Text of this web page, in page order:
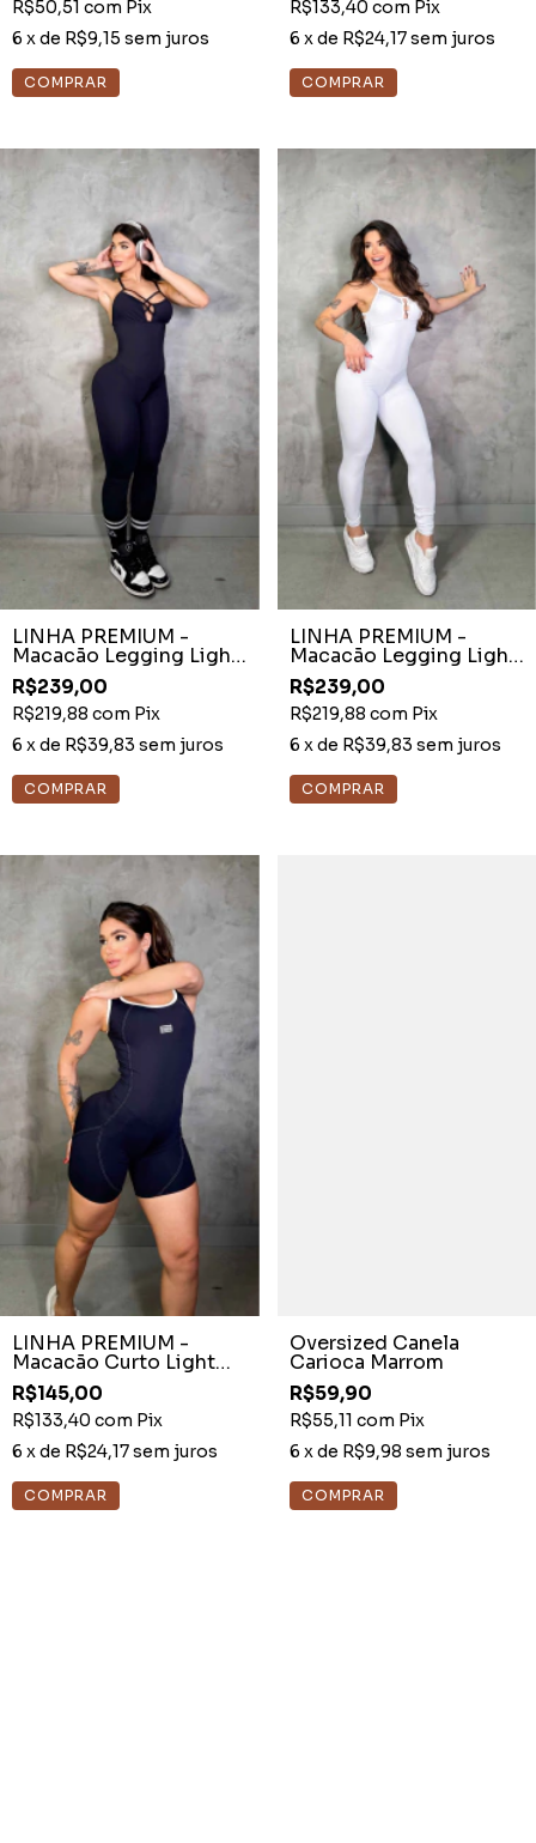
R$50,51 com Pix
6 x de R$9,15 sem juros
R$133,40 com Pix
6 x de R$24,17sem juros
LINHA PREMIUM -
Macacão Legging Light
Preto Tela nas Costas
R$239,00
R$219,88 com Pix
6 x de R$39,83 sem juros
LINHA PREMIUM -
Macacão Legging Light
Branco Tela Busto
R$239,00
R$219,88 com Pix
6 x de R$39,83 sem juros
LINHA PREMIUM -
Macacão Curto Light
Shine Preto M
R$145,00
R$133,40 com Pix
6 x de R$24,17sem juros
COMPRAR
Oversized Canela
Carioca Marrom
R$59,90
R$55,11 com Pix
6 x de R$9,98 sem juros